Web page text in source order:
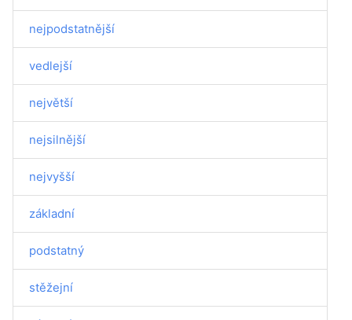
nejpodstatnější
vedlejší
největší
nejsilnější
nejvyšší
základní
podstatný
stěžejní